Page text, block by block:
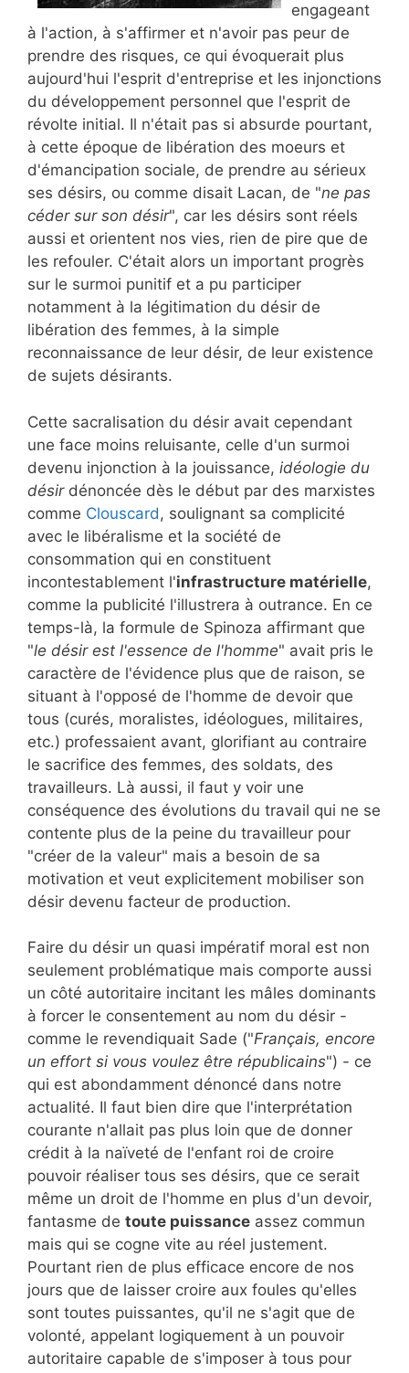
engageant
à l'action, à s'affirmer et n'avoir pas peur de
prendre des risques, ce qui évoquerait plus
aujourd'hui l'esprit d'entreprise et les injonctions
du développement personnel que l'esprit de
révolte initial. Il n'était pas si absurde pourtant,
à cette époque de libération des moeurs et
d'émancipation sociale, de prendre au sérieux
ses désirs, ou comme disait Lacan, de "ne pas
céder sur son désir", car les désirs sont réels
aussi et orientent nos vies, rien de pire que de
les refouler. C'était alors un important progrès
sur le surmoi punitif et a pu participer
notamment à la légitimation du désir de
libération des femmes, à la simple
reconnaissance de leur désir, de leur existence
de sujets désirants.
Cette sacralisation du désir avait cependant
une face moins reluisante, celle d'un surmoi
devenu injonction à la jouissance, idéologie du
désirdénoncée dès le début par des marxistes
comme Clouscard , soulignant sa complicité
avec le libéralisme et la société de
consommation qui en constituent
incontestablement l'infrastructure matérielle,
comme la publicité l'illustrera à outrance. En ce
temps-là, la formule de Spinoza affirmant que
"le désir est l'essence de l'homme" avait pris le
caractère de l'évidence plus que de raison, se
situant à l'opposé de l'homme de devoir que
tous (curés, moralistes, idéologues, militaires,
etc.) professaient avant, glorifiant au contraire
le sacrifice des femmes, des soldats, des
travailleurs. Là aussi, il faut y voir une
conséquence des évolutions du travail qui ne se
contente plus de la peine du travailleur pour
"créer de la valeur" mais a besoin de sa
motivation et veut explicitement mobiliser son
désir devenu facteur de production.
Faire du désir un quasi impératif moral est non
seulement problématique mais comporte aussi
un côté autoritaire incitant les mâles dominants
à forcer le consentement au nom du désir -
comme le revendiquait Sade ("Français, encore
un effort si vous voulez être républicains") - ce
qui est abondamment dénoncé dans notre
actualité. Il faut bien dire que l'interprétation
courante n'allait pas plus loin que de donner
crédit à la naïveté de l'enfant roi de croire
pouvoir réaliser tous ses désirs, que ce serait
même un droit de l'homme en plus d'un devoir,
fantasme de toute puissance assez commun
mais qui se cogne vite au réel justement.
Pourtant rien de plus efficace encore de nos
jours que de laisser croire aux foules qu'elles
sont toutes puissantes, qu'il ne s'agit que de
volonté, appelant logiquement à un pouvoir
autoritaire capable de s'imposer à tous pour